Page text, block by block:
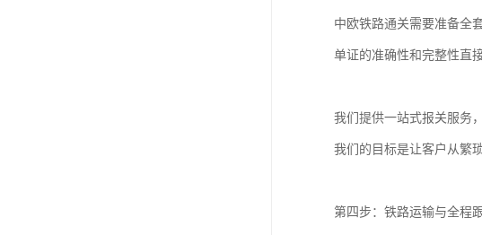
中欧铁路通关需要准备全
单证的准确性和完整性直
我们提供一站式报关服务
我们的目标是让客户从繁
第四步：铁路运输与全程